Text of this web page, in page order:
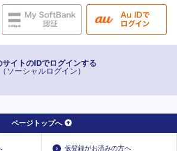
サイトのIDでログインする
（ソーシャルログイン）
ページトップへ
仮登録がお済みの方へ